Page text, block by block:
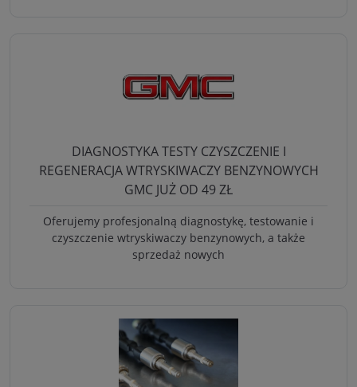
DIAGNOSTYKA TESTY CZYSZCZENIE I
REGENERACJA WTRYSKIWACZY BENZYNOWYCH
GMC JUŻ OD 49 ZŁ
Oferujemy profesjonalną diagnostykę, testowanie i
czyszczenie wtryskiwaczy benzynowych, a także
sprzedaż nowych